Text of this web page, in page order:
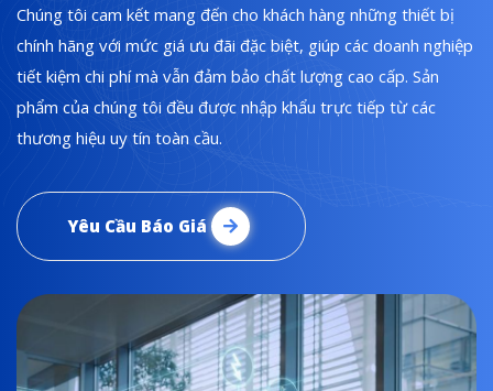
Chúng tôi cam kết mang đến cho khách hàng những thiết bị
chính hãng với mức giá ưu đãi đặc biệt, giúp các doanh nghiệp
tiết kiệm chi phí mà vẫn đảm bảo chất lượng cao cấp. Sản
phẩm của chúng tôi đều được nhập khẩu trực tiếp từ các
thương hiệu uy tín toàn cầu.
Yêu Cầu Báo Giá